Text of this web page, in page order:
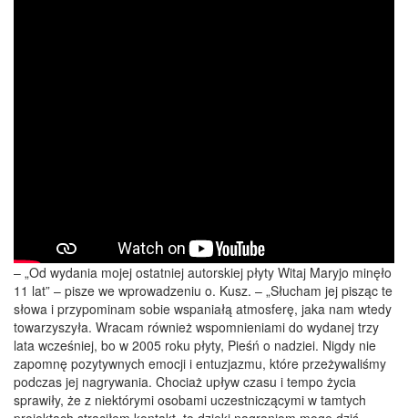
– „Od wydania mojej ostatniej autorskiej płyty Witaj Maryjo minęło
11 lat” – pisze we wprowadzeniu o. Kusz. – „Słucham jej pisząc te
słowa i przypominam sobie wspaniałą atmosferę, jaka nam wtedy
towarzyszyła. Wracam również wspomnieniami do wydanej trzy
lata wcześniej, bo w 2005 roku płyty, Pieśń o nadziei. Nigdy nie
zapomnę pozytywnych emocji i entuzjazmu, które przeżywaliśmy
podczas jej nagrywania. Chociaż upływ czasu i tempo życia
sprawiły, że z niektórymi osobami uczestniczącymi w tamtych